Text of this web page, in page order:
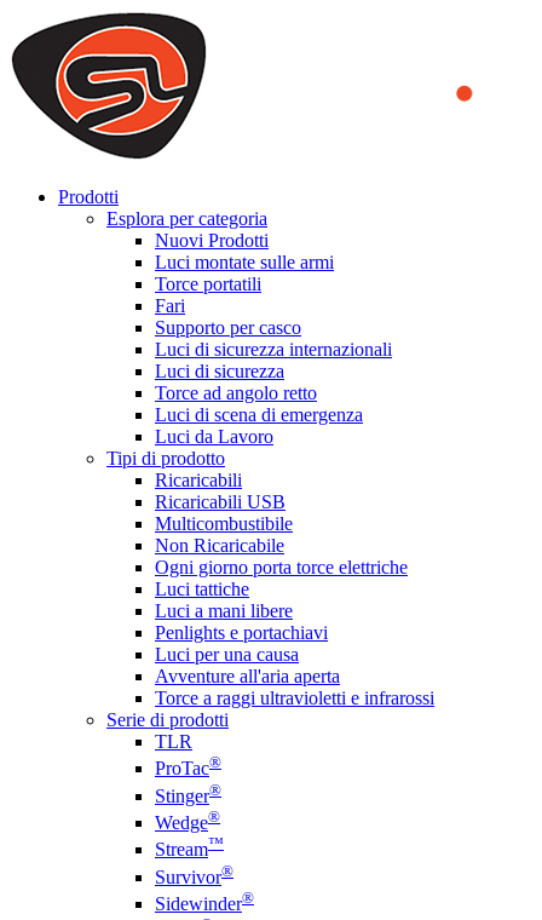
We use cookies to ensure that we provide you the best experience
on our website. By continuing to browse this website, you accept
that cookies are used to help us analyze how the website is used and
to offer you a better experience. To learn more or to find out how
you can disable cookies, you can access our
Prodotti
Esplora per categoria
Nuovi Prodotti
Luci montate sulle armi
Torce portatili
Fari
Supporto per casco
Luci di sicurezza internazionali
Luci di sicurezza
Torce ad angolo retto
Luci di scena di emergenza
Luci da Lavoro
Tipi di prodotto
Ricaricabili
Ricaricabili USB
Multicombustibile
Non Ricaricabile
Ogni giorno porta torce elettriche
Luci tattiche
Luci a mani libere
Penlights e portachiavi
Luci per una causa
Avventure all'aria aperta
Torce a raggi ultravioletti e infrarossi
Serie di prodotti
TLR
ProTac®
Stinger®
Wedge®
Stream™
Survivor®
Sidewinder®